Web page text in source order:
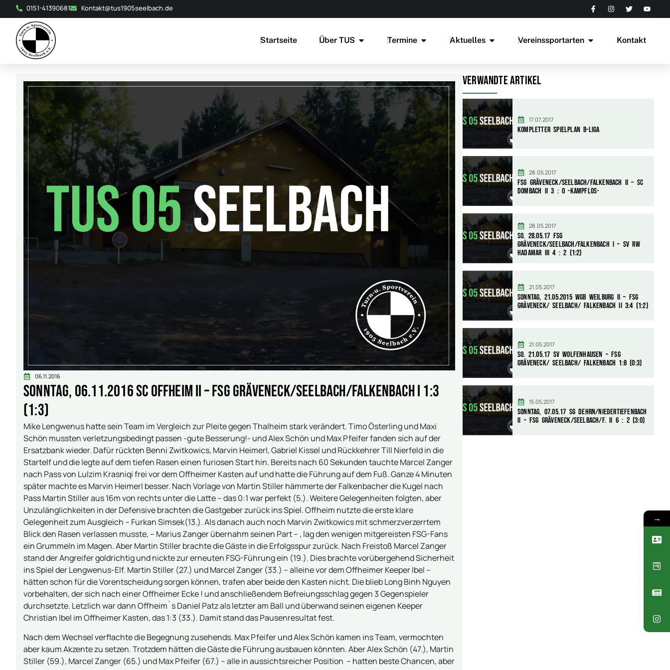
0151-41390681 Kontakt@tus1905seelbach.de
Startseite Über TUS Termine Aktuelles Vereinssportarten Kontakt
06.11.2016
Sonntag, 06.11.2016 SC Offheim II – FSG Gräveneck/Seelbach/Falkenbach I 1:3
(1:3)
Mike Lengwenus hatte sein Team im Vergleich zur Pleite gegen Thalheim stark verändert. Timo Österling und Maxi
Schön mussten verletzungsbedingt passen -gute Besserung!- und Alex Schön und Max Pfeifer fanden sich auf der
Ersatzbank wieder. Dafür rückten Benni Zwitkowics, Marvin Heimerl, Gabriel Kissel und Rückkehrer Till Nierfeld in die
Startelf und die legte auf dem tiefen Rasen einen furiosen Start hin. Bereits nach 60 Sekunden tauchte Marcel Zanger
nach Pass von Lulzim Krasniqi frei vor dem Offheimer Kasten auf und hatte die Führung auf dem Fuß. Ganze 4 Minuten
später machte es Marvin Heimerl besser. Nach Vorlage von Martin Stiller hämmerte der Falkenbacher die Kugel nach
Pass Martin Stiller aus 16m von rechts unter die Latte – das 0:1 war perfekt (5.). Weitere Gelegenheiten folgten, aber
Unzulänglichkeiten in der Defensive brachten die Gastgeber zurück ins Spiel. Offheim nutzte die erste klare
Gelegenheit zum Ausgleich – Furkan Simsek(13.). Als danach auch noch Marvin Zwitkowics mit schmerzverzerrtem
Blick den Rasen verlassen musste, – Marius Zanger übernahm seinen Part – , lag den wenigen mitgereisten FSG-Fans
ein Grummeln im Magen. Aber Martin Stiller brachte die Gäste in die Erfolgsspur zurück. Nach Freistoß Marcel Zanger
stand der Angreifer goldrichtig und nickte zur erneuten FSG-Führung ein (19.). Dies brachte vorübergehend Sicherheit
ins Spiel der Lengwenus-Elf. Martin Stiller (27.) und Marcel Zanger (33.) – alleine vor dem Offheimer Keeper Ibel –
hätten schon für die Vorentscheidung sorgen können, trafen aber beide den Kasten nicht. Die blieb Long Binh Nguyen
vorbehalten, der sich nach einer Offheimer Ecke ! und anschließendem Befreiungsschlag gegen 3 Gegenspieler
durchsetzte. Letzlich war dann Offheim`s Daniel Patz als letzter am Ball und überwand seinen eigenen Keeper
Christian Ibel im Offheimer Kasten, das 1:3 (33.). Damit stand das Pausenresultat fest.
Nach dem Wechsel verflachte die Begegnung zusehends. Max Pfeifer und Alex Schön kamen ins Team, vermochten
aber kaum Akzente zu setzen. Trotzdem hätten die Gäste die Führung ausbauen könnten. Aber Alex Schön (47.), Martin
Stiller (59.), Marcel Zanger (65.) und Max Pfeifer (67.) – alle in aussichtsreicher Position – hatten beste Chancen, aber
Verwandte Artikel
17.07.2017
Kompletter Spielplan B-Liga
28.05.2017
FSG Gräveneck/Seelbach/Falkenbach II – SC
Dombach II 3 : 0 -kampflos-
28.05.2017
So. 28.05.17 FSG
Gräveneck/Seelbach/Falkenbach I – SV RW
Hadamar III 4 : 2 (1:2)
21.05.2017
Sonntag, 21.05.2015 WGB Weilburg II – FSG
Gräveneck/ Seelbach/ Falkenbach II 3:4 (1:2)
21.05.2017
So. 21.05.17 SV Wolfenhausen – FSG
Gräveneck/ Seelbach/ Falkenbach 1:8 (0:3)
15.05.2017
Sonntag, 07.05.17 SG Dehrn/Niedertiefenbach
II – FSG Gräveneck/Seelbach/F. II 6 : 2 (3:0)
→